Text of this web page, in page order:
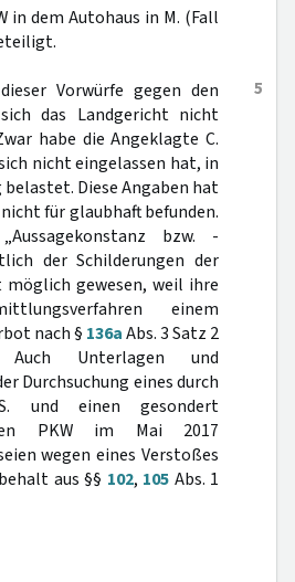
in dem Autohaus in M. (Fall
5
Vorwürfe gegen den
das Landgericht nicht
habe die Angeklagte C.
nicht eingelassen hat, in
Diese Angaben hat
für glaubhaft befunden.
bzw. -
der Schilderungen der
gewesen, weil ihre
einem
nach § 136aAbs. 3 Satz 2
Unterlagen und
Durchsuchung eines durch
und einen gesondert
PKW im Mai 2017
wegen eines Verstoßes
aus §§ 102, 105 Abs. 1